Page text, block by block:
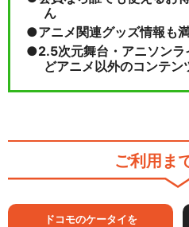
ん
アニメ関連グッズ情報も
2.5次元舞台・アニソン
どアニメ以外のコンテン
ご利用ま
ドコモのケータイを